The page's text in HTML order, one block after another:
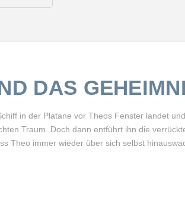
DAS
in der Platane vor Theos Fenster landet
Traum. Doch dann entführt ihn die
Theo immer wieder über sich selbst